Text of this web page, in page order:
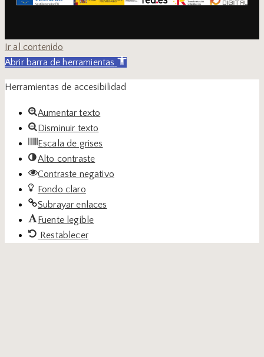
Ir al contenido
Abrir barra de herramientas
Herramientas de accesibilidad
Aumentar texto
Disminuir texto
Escala de grises
Alto contraste
Contraste negativo
Fondo claro
Subrayar enlaces
Fuente legible
Restablecer